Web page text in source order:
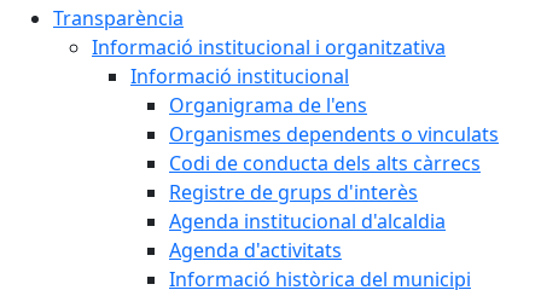
Transparència
Informació institucional i organitzativa
Informació institucional
Organigrama de l'ens
Organismes dependents o vinculats
Codi de conducta dels alts càrrecs
Registre de grups d'interès
Agenda institucional d'alcaldia
Agenda d'activitats
Informació històrica del municipi